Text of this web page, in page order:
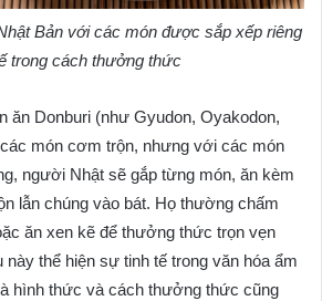
Bản với các món được sắp xếp riêng
trong cách thưởng thức
ăn Donburi (như Gyudon, Oyakodon,
món cơm trộn, nhưng với các món
người Nhật sẽ gắp từng món, ăn kèm
lẫn chúng vào bát. Họ thường chấm
ăn xen kẽ để thưởng thức trọn vẹn
thể hiện sự tinh tế trong văn hóa ẩm
hình thức và cách thưởng thức cũng